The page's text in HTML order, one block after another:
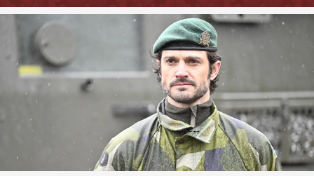
HEM
KUNGAFAMILJEN
UTLÄNDSKT
KÄNDISAR
VÄRLDENS KUNGAHUS